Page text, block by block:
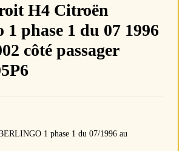
H4 Citroën
phase 1 du 07 1996
côté passager
1 phase 1 du 07/1996 au